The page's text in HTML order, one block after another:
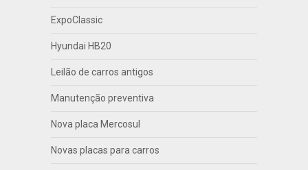
ExpoClassic
Hyundai HB20
Leilão de carros antigos
Manutenção preventiva
Nova placa Mercosul
Novas placas para carros